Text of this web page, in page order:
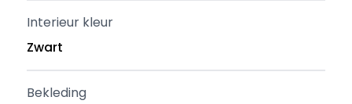
Interieur kleur
Zwart
Bekleding